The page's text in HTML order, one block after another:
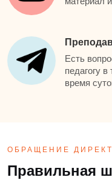
Есть
педагогу
время
ОБРАЩЕНИЕ
Правильная